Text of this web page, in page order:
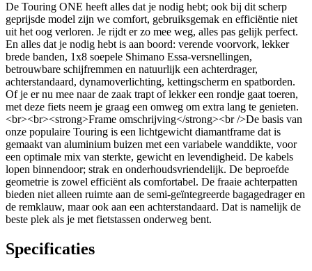
De Touring ONE heeft alles dat je nodig hebt; ook bij dit scherp
geprijsde model zijn we comfort, gebruiksgemak en efficiëntie niet
uit het oog verloren. Je rijdt er zo mee weg, alles pas gelijk perfect.
En alles dat je nodig hebt is aan boord: verende voorvork, lekker
brede banden, 1x8 soepele Shimano Essa-versnellingen,
betrouwbare schijfremmen en natuurlijk een achterdrager,
achterstandaard, dynamoverlichting, kettingscherm en spatborden.
Of je er nu mee naar de zaak trapt of lekker een rondje gaat toeren,
met deze fiets neem je graag een omweg om extra lang te genieten.
<br><br><strong>Frame omschrijving</strong><br />De basis van
onze populaire Touring is een lichtgewicht diamantframe dat is
gemaakt van aluminium buizen met een variabele wanddikte, voor
een optimale mix van sterkte, gewicht en levendigheid. De kabels
lopen binnendoor; strak en onderhoudsvriendelijk. De beproefde
geometrie is zowel efficiënt als comfortabel. De fraaie achterpatten
bieden niet alleen ruimte aan de semi-geïntegreerde bagagedrager en
de remklauw, maar ook aan een achterstandaard. Dat is namelijk de
beste plek als je met fietstassen onderweg bent.
Specificaties